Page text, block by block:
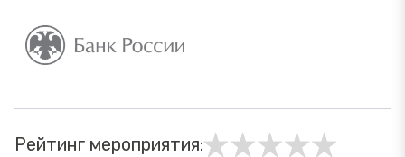
Рейтинг мероприятия: